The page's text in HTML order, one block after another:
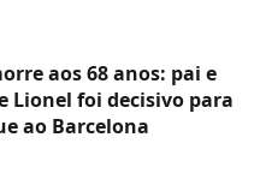
aos 68 anos: pai e
Lionel foi decisivo para
ao Barcelona